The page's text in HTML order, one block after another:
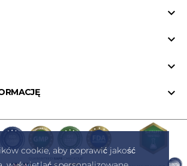
cookie, aby poprawić jakość



